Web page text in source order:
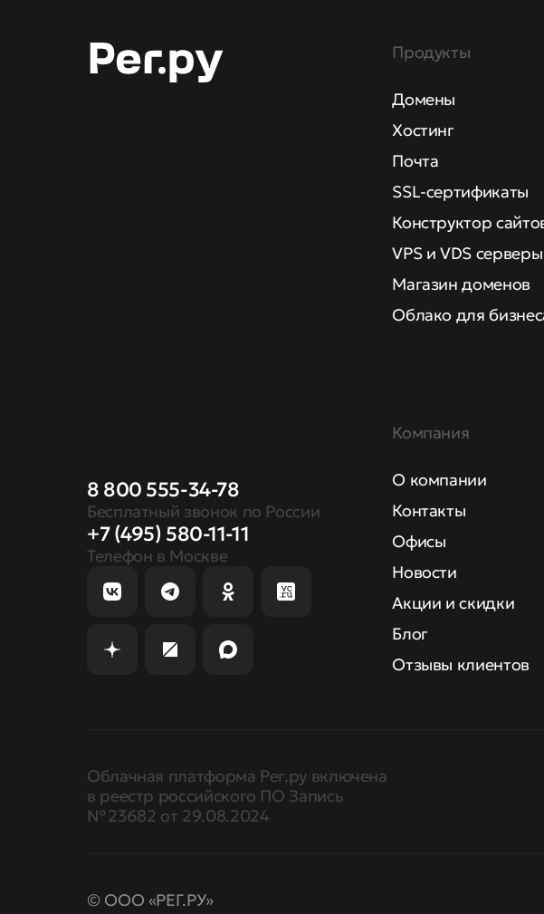
8 800 555-34-78
Бесплатный звонок по России
+7 (495) 580-11-11
Телефон в Москве
Продукты
Домены
Хостинг
Почта
SSL-сертификаты
Конструктор
VPS и VDS серверы
Магазин доменов
Облако для
Компания
О компании
Контакты
Офисы
Новости
Акции и скидки
Блог
Отзывы клиентов
Облачная платформа Рег.ру включена
в реестр российского ПО Запись
№ 23682 от 29.08.2024
© ООО «РЕГ.РУ»